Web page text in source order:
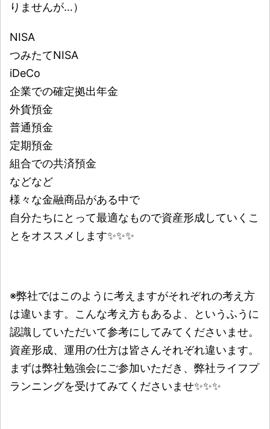
りませんが…）
NISA
つみたてNISA
iDeCo
企業での確定拠出年金
外貨預金
普通預金
定期預金
組合での共済預金
などなど
様々な金融商品がある中で
自分たちにとって最適なもので資産形成していくこ
とをオススメします✨✨✨
※弊社ではこのように考えますがそれぞれの考え方
は違います。こんな考え方もあるよ、というふうに
認識していただいて参考にしてみてくださいませ。
資産形成、運用の仕方は皆さんそれぞれ違います。
まずは弊社勉強会にご参加いただき、弊社ライフプ
ランニングを受けてみてくださいませ✨✨✨